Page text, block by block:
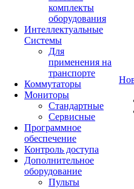
комплекты
оборудования
Интеллектуальные
Системы
Для
применения на
транспорте
Коммутаторы
Мониторы
Стандартные
Сервисные
Программное
обеспечение
Контроль доступа
Дополнительное
оборудование
Пульты